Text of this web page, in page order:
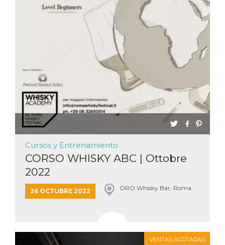
Cursos y Entrenamiento
CORSO WHISKY ABC | Ottobre
2022
26 OCTUBRE 2022 ORO Whisky Bar, Roma
VENTAS AGOTADAS